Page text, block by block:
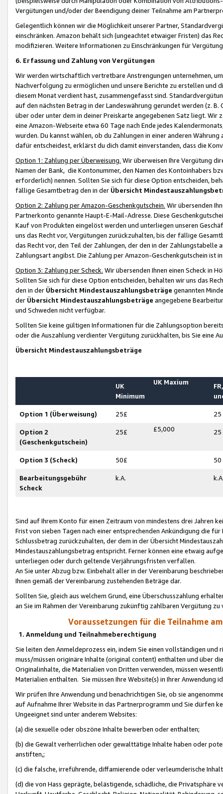
Vergütungen und/oder der Beendigung deiner Teilnahme am
Gelegentlich können wir die Möglichkeit unserer Partner,
einschränken. Amazon behält sich (ungeachtet etwaiger Fristen) das
modifizieren. Weitere Informationen zu Einschränkungen für
6. Erfassung und Zahlung von Vergütungen
Wir werden wirtschaftlich vertretbare Anstrengungen unternehmen,
Nachverfolgung zu ermöglichen und unsere Berichte zu erstellen und
diesem Monat verdient hast, zusammengefasst sind.
auf den nächsten Betrag in der Landeswährung gerundet werden (z.
über oder unter dem in deiner Preiskarte angegebenen Satz liegt.
eine Amazon-Webseite etwa 60 Tage nach Ende jedes
wurden. Du kannst wählen, ob du Zahlungen in einer anderen
dafür entscheidest, erklärst du dich damit einverstanden, dass die
Option 1: Zahlung per Überweisung. Wir überweisen Ihre Vergütung
Namen der Bank, die Kontonummer, den Namen des Kontoinhabers
erforderlich) nennen. Sollten Sie sich für diese Option entscheiden,
fällige Gesamtbetrag den in der Übersicht
Option 2: Zahlung per Amazon-Geschenkgutschein. Wir übersenden
Partnerkonto genannte Haupt-E-Mail-Adresse. Diese
Kauf von Produkten eingelöst werden und unterliegen unseren
uns das Recht vor, Vergütungen zurückzuhalten, bis der fällige
das Recht vor, den Teil der Zahlungen, der den in der
Zahlungsart angibst. Die Zahlung per Amazon-Geschenkgutschein ist
Option 3: Zahlung per Scheck. Wir übersenden Ihnen einen Scheck in
Sollten Sie sich für diese Option entscheiden, behalten wir uns das
den in der Übersicht Mindestauszahlungsbeträge genannten
der Übersicht Mindestauszahlungsbeträge angegebene
und Schweden nicht verfügbar.
Sollten Sie keine gültigen Informationen für die Zahlungsoption
oder die Auszahlung verdienter Vergütung zurückhalten, bis Sie
Übersicht Mindestauszahlungsbeträge
UK
Minimum
UK Maxium
Option 1 (Überweisung) 25£ 25
Option 2
(Geschenkgutschein)
25£ £5,000 25
Option 3 (Scheck) 50£ 50
Bearbeitungsgebühr
Scheck
k.A.
Sind auf Ihrem Konto für einen Zeitraum von mindestens drei Jahren
Frist von sieben Tagen nach einer entsprechenden Ankündigung die
Schlussbetrag zurückzuhalten, der dem in der Übersicht
Mindestauszahlungsbetrag entspricht. Ferner können eine etwaig
unterliegen oder durch geltende Verjährungsfristen verfallen.
An Sie unter Abzug bzw. Einbehalt aller in der Vereinbarung
Ihnen gemäß der Vereinbarung zustehenden Beträge dar.
Sollten Sie, gleich aus welchem Grund, eine Überschusszahlung
an Sie im Rahmen der Vereinbarung zukünftig zahlbaren Vergütung zu
Voraussetzungen für die Teilnahme
1. Anmeldung und Teilnahmeberechtigung
Sie leiten den Anmeldeprozess ein, indem Sie einen vollständigen
muss/müssen originäre Inhalte (original content) enthalten und über
Originalinhalte, die Materialien von Dritten verwenden, müssen
Materialien enthalten. Sie müssen Ihre Website(s) in Ihrer Anwendung
Wir prüfen Ihre Anwendung und benachrichtigen Sie, ob sie
auf Aufnahme Ihrer Website in das Partnerprogramm und Sie dürfen
Ungeeignet sind unter anderem Websites:
(a) die sexuelle oder obszöne Inhalte bewerben oder enthalten;
(b) die Gewalt verherrlichen oder gewalttätige Inhalte haben oder
anstiften,;
(c) die falsche, irreführende, diffamierende oder verleumderische
(d) die von Hass geprägte, belästigende, schädliche, die Privatsphäre